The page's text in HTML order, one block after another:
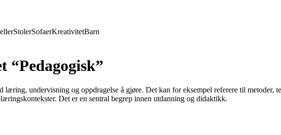
StolerSofaerKreativitetBarn
“Pedagogisk”
læring, undervisning og oppdragelse å gjøre. Det kan for eksempel referere til
Det er en sentral begrep innen utdanning og didaktikk.